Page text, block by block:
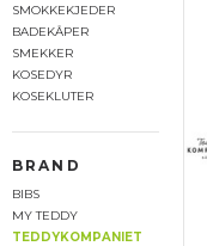
SMOKKEKJEDER
BADEKÅPER
SMEKKER
KOSEDYR
KOSEKLUTER
BRAND
BIBS
MY TEDDY
TEDDYKOMPANIET